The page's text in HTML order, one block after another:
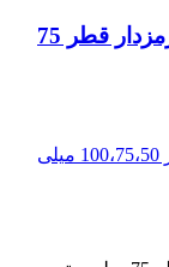
چرخ بیمارستانی طوسی پیچی گردان ترمزدار قطر 75